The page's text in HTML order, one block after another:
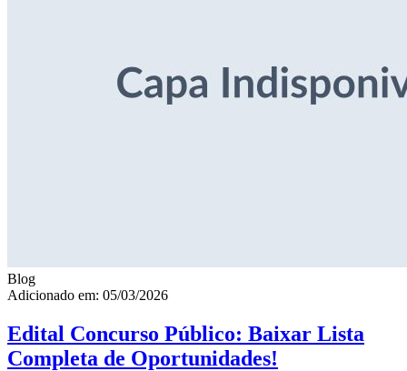
Blog
Adicionado em: 05/03/2026
Edital Concurso Público: Baixar Lista
Completa de Oportunidades!